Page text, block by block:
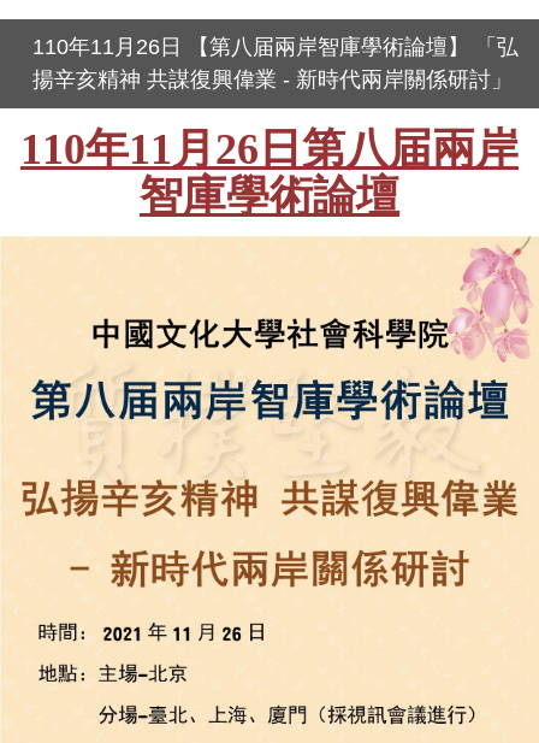
110年11月26日 【第八届兩岸智庫學術論壇】 「弘
揚辛亥精神 共謀復興偉業 - 新時代兩岸關係研討」
110年11月26日第八届兩岸
智庫學術論壇